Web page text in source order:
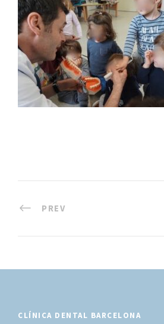
PREV
CLÍNICA DENTAL BARCELONA